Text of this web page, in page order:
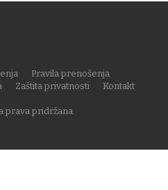
prava pridržana.
Pravila prenošenja
Zaštita privatnosti
Kontakt